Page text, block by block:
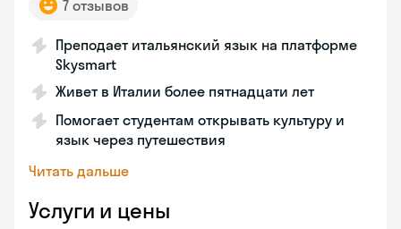
7 отзывов
Преподает итальянский язык на платформе
Skysmart
Живет в Италии более пятнадцати лет
Помогает студентам открывать культуру и
язык через путешествия
Читать дальше
Услуги и цены